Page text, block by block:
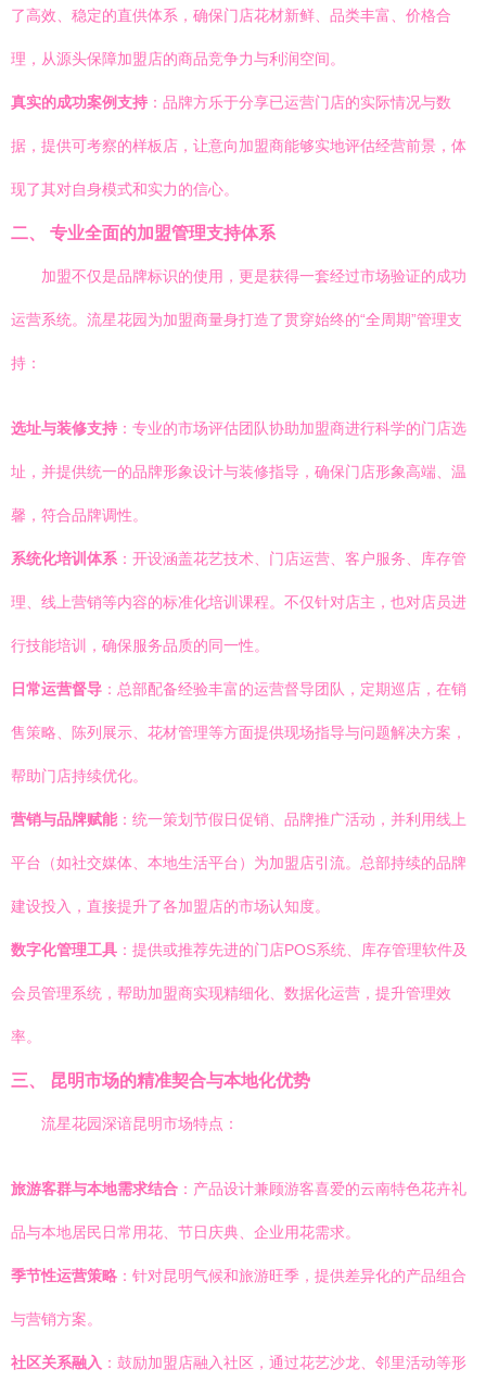
了高效、稳定的直供体系，确保门店花材新鲜、品类丰富、价格合
理，从源头保障加盟店的商品竞争力与利润空间。
真实的成功案例支持 ：品牌方乐于分享已运营门店的实际情况与数
据，提供可考察的样板店，让意向加盟商能够实地评估经营前景，体
现了其对自身模式和实力的信心。
二、 专业全面的加盟管理支持体系
加盟不仅是品牌标识的使用，更是获得一套经过市场验证的成功
运营系统。流星花园为加盟商量身打造了贯穿始终的“全周期”管理支
持：
选址与装修支持 ：专业的市场评估团队协助加盟商进行科学的门店选
址，并提供统一的品牌形象设计与装修指导，确保门店形象高端、温
馨，符合品牌调性。
系统化培训体系 ：开设涵盖花艺技术、门店运营、客户服务、库存管
理、线上营销等内容的标准化培训课程。不仅针对店主，也对店员进
行技能培训，确保服务品质的同一性。
日常运营督导 ：总部配备经验丰富的运营督导团队，定期巡店，在销
售策略、陈列展示、花材管理等方面提供现场指导与问题解决方案，
帮助门店持续优化。
营销与品牌赋能：统一策划节假日促销、品牌推广活动，并利用线上
平台（如社交媒体、本地生活平台）为加盟店引流。总部持续的品牌
建设投入，直接提升了各加盟店的市场认知度。
数字化管理工具 ：提供或推荐先进的门店POS系统、库存管理软件及
会员管理系统，帮助加盟商实现精细化、数据化运营，提升管理效
率。
三、 昆明市场的精准契合与本地化优势
流星花园深谙昆明市场特点：
旅游客群与本地需求结合 ：产品设计兼顾游客喜爱的云南特色花卉礼
品与本地居民日常用花、节日庆典、企业用花需求。
季节性运营策略 ：针对昆明气候和旅游旺季，提供差异化的产品组合
与营销方案。
社区关系融入 ：鼓励加盟店融入社区，通过花艺沙龙、邻里活动等形